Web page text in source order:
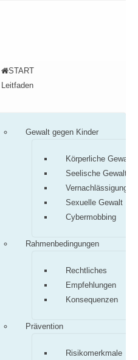
START
Leitfaden
Gewalt gegen Kinder
Körperliche Gewalt
Seelische Gewalt
Vernachlässigung
Sexuelle Gewalt
Cybermobbing
Rahmenbedingungen
Rechtliches
Empfehlungen
Konsequenzen
Prävention
Risikomerkmale